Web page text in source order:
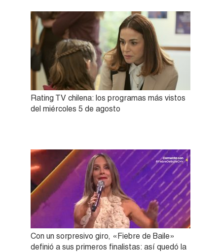
Rating TV chilena: los programas más vistos
del miércoles 5 de agosto
Con un sorpresivo giro, «Fiebre de Baile»
definió a sus primeros finalistas: así quedó la